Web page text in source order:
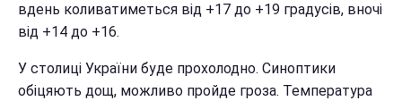
вдень коливатиметься від +17 до +19 градусів, вночі
від +14 до +16.
У столиці України буде прохолодно. Синоптики
обіцяють дощ, можливо пройде гроза. Температура